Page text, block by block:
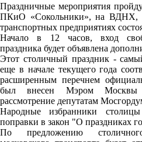
Праздничные мероприятия
ПКиО «Сокольники», на ВДНХ,
транспортных предприятиях
Начало в 12 часов, вход
праздника будет объявлена
Этот столичный праздник -
еще в начале текущего года
расширенным перечнем
был внесен Мэром Москвы
рассмотрение депутатам
Народные избранники
поправки в закон "О праздниках
По предложению